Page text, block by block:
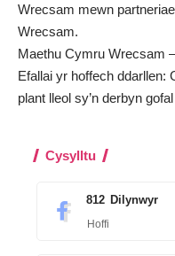
Wrecsam mewn
Wrecsam.
Maethu Cymru Wrecsam
Efallai yr hoffech ddarllen:
plant lleol sy’n derbyn gofal
Cysylltu
812 Dilynwyr
Hoffi